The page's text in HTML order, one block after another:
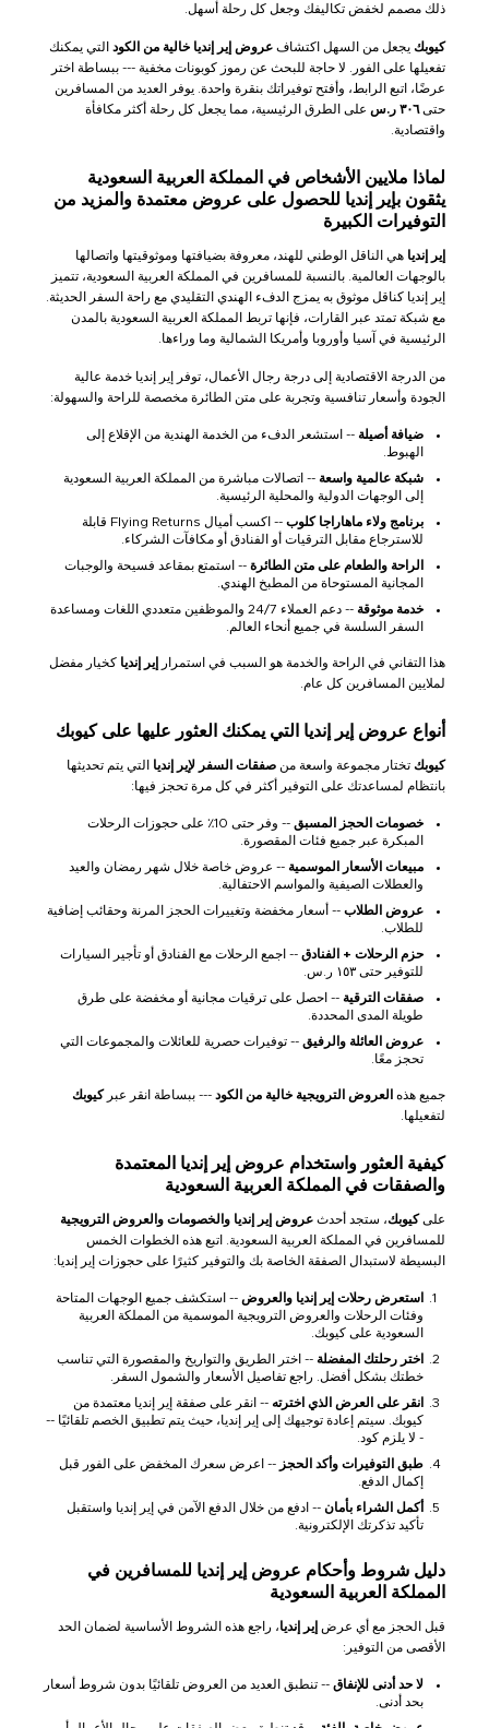
ذلك مصمم لخفض تكاليفك وجعل كل رحلة أسهل.
كيوبك يجعل من السهل اكتشاف عروض إير إنديا خالية من الكود التي يمكنك
تفعيلها على الفور. لا حاجة للبحث عن رموز كوبونات مخفية --- ببساطة اختر
عرضًا، اتبع الرابط، وأفتح توفيراتك بنقرة واحدة. يوفر العديد من المسافرين
حتى٣٠٦ ر.س
على الطرق الرئيسية، مما يجعل كل رحلة أكثر مكافأة
واقتصادية.
لماذا ملايين الأشخاص في المملكة العربية السعودية
يثقون بإير إنديا للحصول على عروض معتمدة والمزيد من
التوفيرات الكبيرة
إير إنديا هي الناقل الوطني للهند، معروفة بضيافتها وموثوقيتها واتصالها
بالوجهات العالمية. بالنسبة للمسافرين في المملكة العربية السعودية، تتميز
إير إنديا كناقل موثوق به يمزج الدفء الهندي التقليدي مع راحة السفر الحديثة.
مع شبكة تمتد عبر القارات، فإنها تربط المملكة العربية السعودية بالمدن
الرئيسية في آسيا وأوروبا وأمريكا الشمالية وما وراءها.
من الدرجة الاقتصادية إلى درجة رجال الأعمال، توفر إير إنديا خدمة عالية
الجودة وأسعار تنافسية وتجربة على متن الطائرة مخصصة للراحة والسهولة:
ضيافة أصيلة -- استشعر الدفء من الخدمة الهندية من الإقلاع إلى
الهبوط.
شبكة عالمية واسعة -- اتصالات مباشرة من المملكة العربية السعودية
إلى الوجهات الدولية والمحلية الرئيسية.
برنامج ولاء ماهاراجا كلوب
-- اكسب أميال Flying Returns قابلة
للاسترجاع مقابل الترقيات أو الفنادق أو مكافآت الشركاء.
الراحة والطعام على متن الطائرة -- استمتع بمقاعد فسيحة والوجبات
المجانية المستوحاة من المطبخ الهندي.
خدمة موثوقة
-- دعم العملاء 24/7 والموظفين متعددي اللغات ومساعدة
السفر السلسة في جميع أنحاء العالم.
هذا التفاني في الراحة والخدمة هو السبب في استمرار إير إنديا كخيار مفضل
لملايين المسافرين كل عام.
أنواع عروض إير إنديا التي يمكنك العثور عليها على كيوبك
كيوبك تختار مجموعة واسعة من صفقات السفر لإير إنديا التي يتم تحديثها
بانتظام لمساعدتك على التوفير أكثر في كل مرة تحجز فيها:
خصومات الحجز المسبق
-- وفر حتى 10٪ على حجوزات الرحلات
المبكرة عبر جميع فئات المقصورة.
مبيعات الأسعار الموسمية -- عروض خاصة خلال شهر رمضان والعيد
والعطلات الصيفية والمواسم الاحتفالية.
عروض الطلاب -- أسعار مخفضة وتغييرات الحجز المرنة وحقائب إضافية
للطلاب.
حزم الرحلات + الفنادق -- اجمع الرحلات مع الفنادق أو تأجير السيارات
للتوفير حتى ١٥٣ ر.س.
صفقات الترقية -- احصل على ترقيات مجانية أو مخفضة على طرق
طويلة المدى المحددة.
عروض العائلة والرفيق -- توفيرات حصرية للعائلات والمجموعات التي
تحجز معًا.
جميع هذه العروض الترويجية خالية من الكود --- ببساطة انقر عبركيوبك
لتفعيلها.
كيفية العثور واستخدام عروض إير إنديا المعتمدة
والصفقات في المملكة العربية السعودية
علىكيوبك، ستجد أحدث عروض إير إنديا والخصومات والعروض الترويجية
للمسافرين في المملكة العربية السعودية. اتبع هذه الخطوات الخمس
البسيطة لاستبدال الصفقة الخاصة بك والتوفير كثيرًا على حجوزات إير إنديا:
استعرض رحلات إير إنديا والعروض -- استكشف جميع الوجهات المتاحة
وفئات الرحلات والعروض الترويجية الموسمية من المملكة العربية
السعودية على كيوبك.
اختر رحلتك المفضلة -- اختر الطريق والتواريخ والمقصورة التي تناسب
خطتك بشكل أفضل. راجع تفاصيل الأسعار والشمول السفر.
انقر على العرض الذي اخترته -- انقر على صفقة إير إنديا معتمدة من
كيوبك. سيتم إعادة توجيهك إلى إير إنديا، حيث يتم تطبيق الخصم تلقائيًا --
- لا يلزم كود.
طبق التوفيرات وأكد الحجز -- اعرض سعرك المخفض على الفور قبل
إكمال الدفع.
أكمل الشراء بأمان -- ادفع من خلال الدفع الآمن في إير إنديا واستقبل
تأكيد تذكرتك الإلكترونية.
دليل شروط وأحكام عروض إير إنديا للمسافرين في
المملكة العربية السعودية
قبل الحجز مع أي عرض إير إنديا، راجع هذه الشروط الأساسية لضمان الحد
الأقصى من التوفير:
لا حد أدنى للإنفاق -- تنطبق العديد من العروض تلقائيًا بدون شروط أسعار
بحد أدنى.